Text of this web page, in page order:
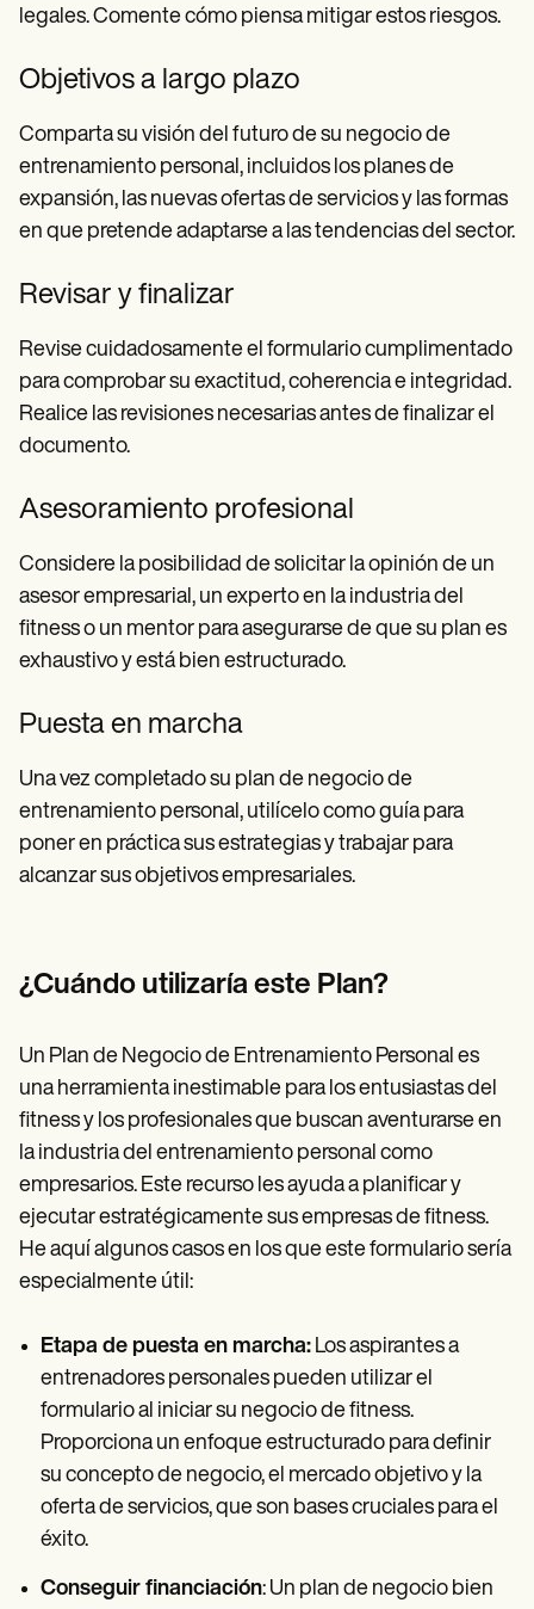
legales. Comente cómo piensa mitigar estos riesgos.
Objetivos a largo plazo
Comparta su visión del futuro de su negocio de
entrenamiento personal, incluidos los planes de
expansión, las nuevas ofertas de servicios y las formas
en que pretende adaptarse a las tendencias del sector.
Revisar y finalizar
Revise cuidadosamente el formulario cumplimentado
para comprobar su exactitud, coherencia e integridad.
Realice las revisiones necesarias antes de finalizar el
documento.
Asesoramiento profesional
Considere la posibilidad de solicitar la opinión de un
asesor empresarial, un experto en la industria del
fitness o un mentor para asegurarse de que su plan es
exhaustivo y está bien estructurado.
Puesta en marcha
Una vez completado su plan de negocio de
entrenamiento personal, utilícelo como guía para
poner en práctica sus estrategias y trabajar para
alcanzar sus objetivos empresariales.
¿Cuándo utilizaría este Plan?
Un Plan de Negocio de Entrenamiento Personal es
una herramienta inestimable para los entusiastas del
fitness y los profesionales que buscan aventurarse en
la industria del entrenamiento personal como
empresarios. Este recurso les ayuda a planificar y
ejecutar estratégicamente sus empresas de fitness.
He aquí algunos casos en los que este formulario sería
especialmente útil:
Etapa de puesta en marcha: Los aspirantes a
entrenadores personales pueden utilizar el
formulario al iniciar su negocio de fitness.
Proporciona un enfoque estructurado para definir
su concepto de negocio, el mercado objetivo y la
oferta de servicios, que son bases cruciales para el
éxito.
Conseguir financiación: Un plan de negocio bien